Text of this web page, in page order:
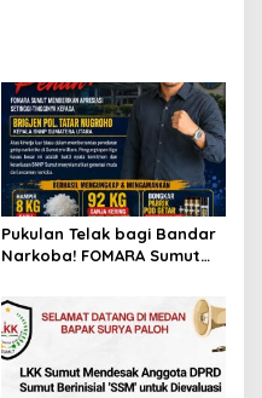
Pukulan Telak bagi Bandar
Narkoba! FOMARA Sumut
Sumut Bongkar Sabu,
Ganja, hingga Pabrik Pod
Getar